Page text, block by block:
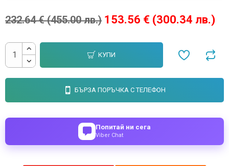
153.56 € (300.34 лв.)
232.64 € (455.00 лв.)
КУПИ
БЪРЗА ПОРЪЧКА С ТЕЛЕФОН
Попитай ни сега
Viber Chat